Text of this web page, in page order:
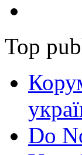
Top
Do